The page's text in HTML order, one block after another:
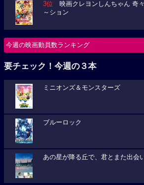
3位 映画クレヨンしんちゃん 奇
～ション
今週の映画動員数ランキング
要チェック！今週の３本
ミニオンズ＆モンスターズ
ブルーロック
あの星が降る丘で、君とまた出会